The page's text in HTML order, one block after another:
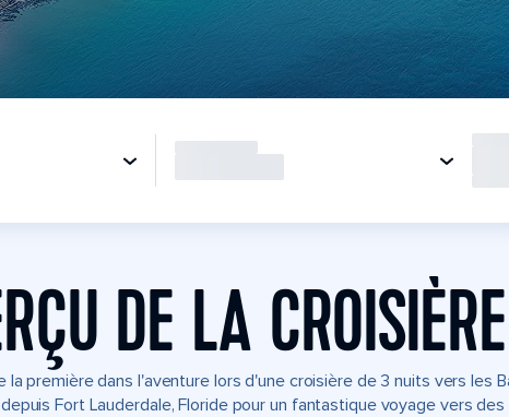
DE LA CROISIÈRE
la première dans l'aventure lors d'une croisière de 3 nuits vers les
Fort Lauderdale, Floride pour un fantastique voyage vers